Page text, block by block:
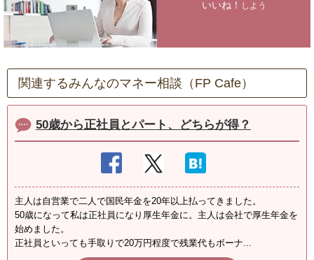
いいね！ しよう
関連するみんなのマネー相談（FP Cafe）
50歳から正社員とパート、どちらが得？
主人は自営業で二人で国民年金を20年以上払ってきました。
50歳になって私は正社員になり厚生年金に。主人は会社で厚生年金を
始めました。
正社員といっても手取りで20万円程度で残業代もボーナ...